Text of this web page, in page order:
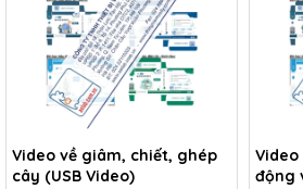
Video về giâm, chiết, ghép
cây (USB Video)
Video
động